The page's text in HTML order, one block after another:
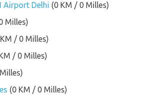
Airport Delhi (0 KM / 0 Milles)
Milles)
/ 0 Milles)
/ 0 Milles)
(0 KM / 0 Milles)